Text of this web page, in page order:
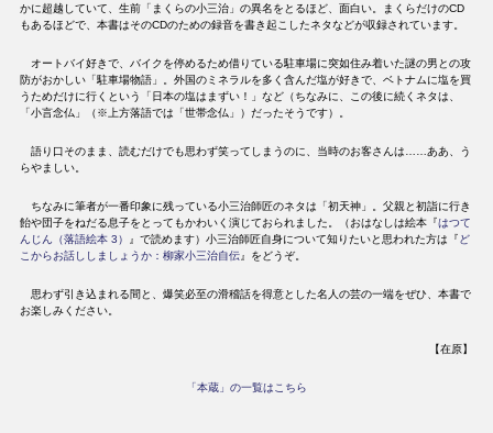
かに超越していて、生前「まくらの小三治」の異名をとるほど、面白い。まくらだけのCD
もあるほどで、本書はそのCDのための録音を書き起こしたネタなどが収録されています。
オートバイ好きで、バイクを停めるため借りている駐車場に突如住み着いた謎の男との攻
防がおかしい「駐車場物語」。外国のミネラルを多く含んだ塩が好きで、ベトナムに塩を買
うためだけに行くという「日本の塩はまずい！」など（ちなみに、この後に続くネタは、
「小言念仏」（※上方落語では「世帯念仏」）だったそうです）。
語り口そのまま、読むだけでも思わず笑ってしまうのに、当時のお客さんは……ああ、う
らやましい。
ちなみに筆者が一番印象に残っている小三治師匠のネタは「初天神」。父親と初詣に行き
飴や団子をねだる息子をとってもかわいく演じておられました。（おはなしは絵本『はつて
んじん（落語絵本 3）
』で読めます）小三治師匠自身について知りたいと思われた方は『ど
こからお話ししましょうか：柳家小三治自伝』をどうぞ。
思わず引き込まれる間と、爆笑必至の滑稽話を得意とした名人の芸の一端をぜひ、本書で
お楽しみください。
【在原】
「本蔵」の一覧はこちら